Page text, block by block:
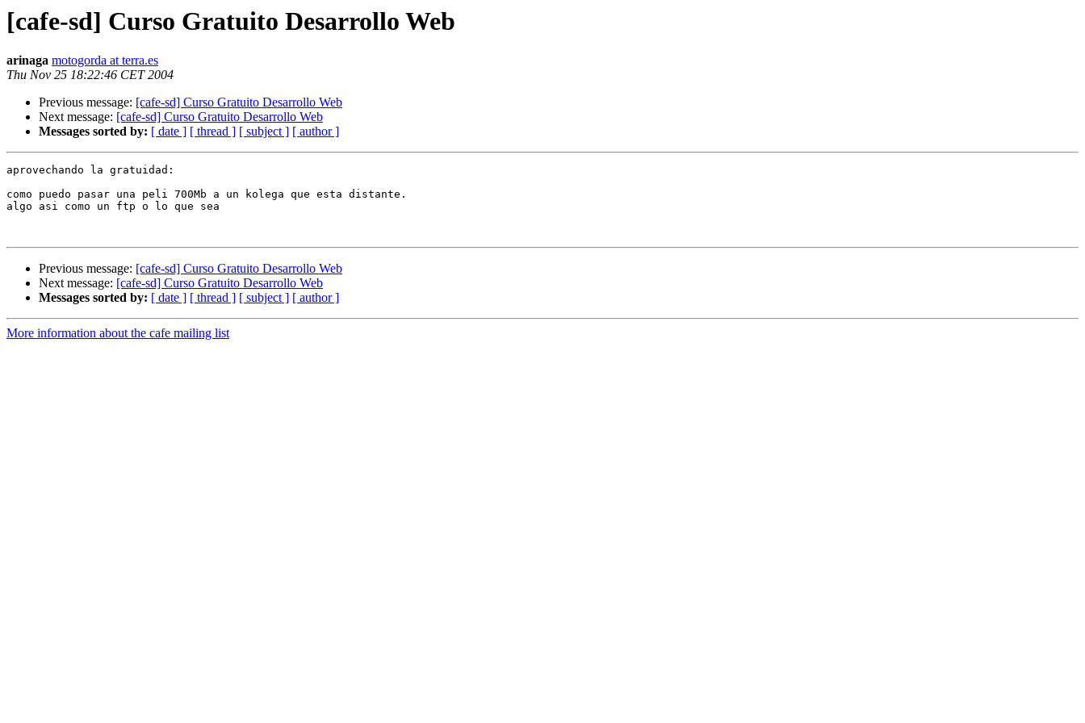
[cafe-sd] Curso Gratuito Desarrollo Web
arinaga motogorda at terra.es
Thu Nov 25 18:22:46 CET 2004
Previous message: [cafe-sd] Curso Gratuito Desarrollo Web
Next message: [cafe-sd] Curso Gratuito Desarrollo Web
Messages sorted by: [ date ] [ thread ] [ subject ] [ author ]
aprovechando la gratuidad:
como puedo pasar una peli 700Mb a un kolega que esta distante.
algo asi como un ftp o lo que sea
Previous message: [cafe-sd] Curso Gratuito Desarrollo Web
Next message: [cafe-sd] Curso Gratuito Desarrollo Web
Messages sorted by: [ date ] [ thread ] [ subject ] [ author ]
More information about the cafe mailing list